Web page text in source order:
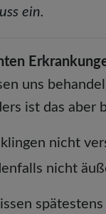
ein.
uns
ist das aber
nicht
nicht